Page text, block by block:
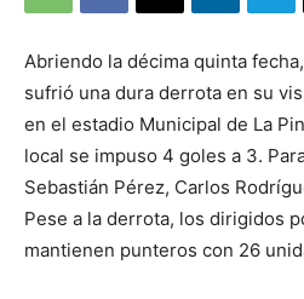
Abriendo la décima quinta
sufrió una dura derrota en su
en el estadio Municipal de La
local se impuso 4 goles a 3.
Sebastián Pérez, Carlos
Pese a la derrota, los dirigidos
mantienen punteros con 26